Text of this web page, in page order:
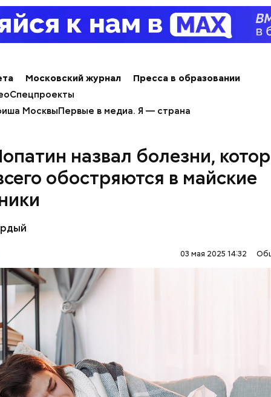
Московский журнал
Пресса в образовании
Спецпроекты
МосквыПервые в медиа. Я — страна
назвал болезни,
обостряются в майские
03 мая 2025 14:32
из кабачков
диабетом;